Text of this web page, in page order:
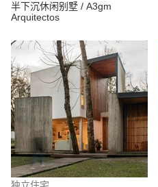
半下沉休闲别墅 / A3gm
Arquitectos